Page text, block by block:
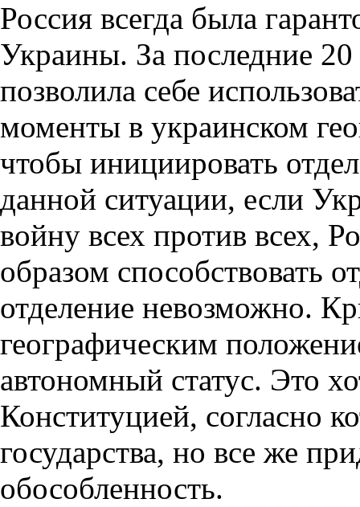
Россия всегда была
Украины. За последние 20
позволила себе
моменты в украинском
чтобы инициировать
данной ситуации, если
войну всех против всех,
образом способствовать
отделение невозможно.
географическим
автономный статус. Это
Конституцией, согласно
государства, но все же
обособленность.